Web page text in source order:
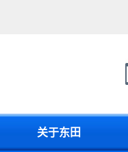
关于东田